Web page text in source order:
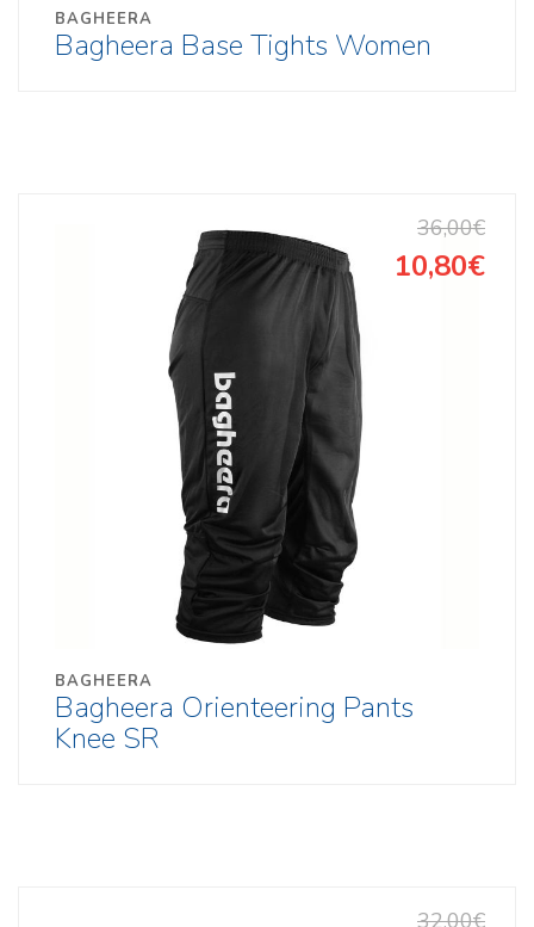
BAGHEERA
Bagheera Base Tights Women
BAGHEERA
Bagheera Orienteering Pants
Knee SR
36,00€
10,80€
32,00€